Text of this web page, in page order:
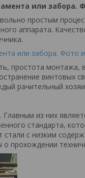
или забора.
простым
аппарата.
простота монтажа,
винтовых
рачительный
из них
стандарта,
стали с низким
прохождении